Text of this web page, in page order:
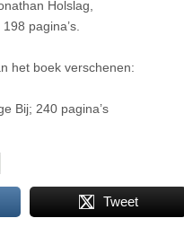
Holslag,
pagina’s.
het boek verschenen:
Bij; 240 pagina’s
Tweet